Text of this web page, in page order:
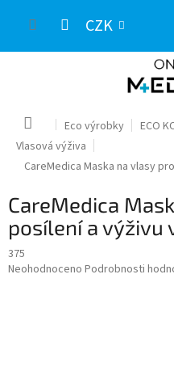
CZK
Domů Eco výrobky ECO
Vlasová výživa
CareMedica Maska na vlasy
CareMedica
posílení a výživu
375
Průměrné
Neohodnoceno Podrobnosti